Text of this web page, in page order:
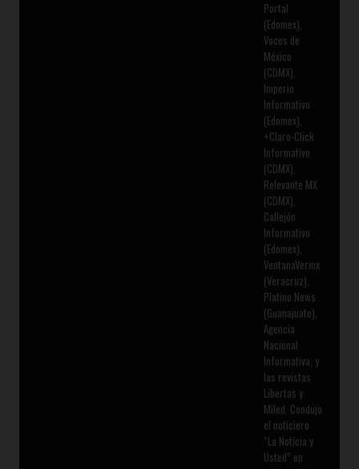
Portal
(Edomex),
Voces de
México
(CDMX),
Imperio
Informativo
(Edomex),
+Claro-Click
Informativo
(CDMX),
Relevante MX
(CDMX),
Callejón
Informativo
(Edomex),
VentanaVermx
(Veracruz),
Platino News
(Guanajuato),
Agencia
Nacional
Informativa, y
las revistas
Libertas y
Miled. Condujo
el noticiero
“La Noticia y
Usted” en